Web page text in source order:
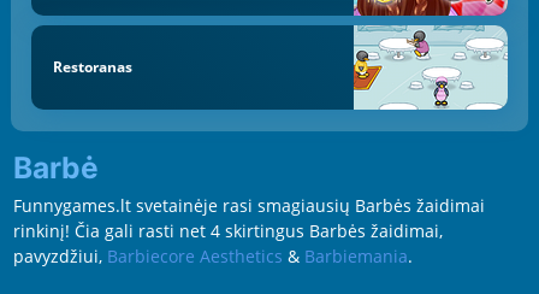
Restoranas
Barbė
Funnygames.lt svetainėje rasi smagiausių Barbės žaidimai
rinkinį! Čia gali rasti net 4 skirtingus Barbės žaidimai,
pavyzdžiui, Barbiecore Aesthetics & Barbiemania.